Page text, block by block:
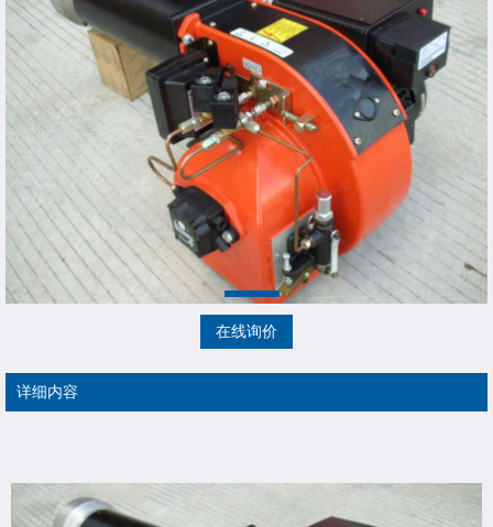
在线询价
详细内容